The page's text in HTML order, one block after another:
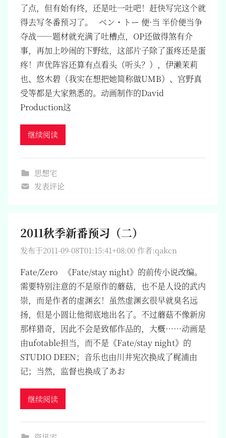
了点，但有始有终，还是吐一吐吧！赶快写完这个就
得去写冬番预习了。 ベン・トー 便·当 半价便当争
夺战——题材就充满了吐槽点，OP还做得煞有介
事，再加上吵闹的下野纮，这部片子除了蛋疼还是蛋
疼！声优阵容还算有点看头（听头？），伊濑茉莉
也、悠木碧（我实在想把她简称做UMB）、宫野真
受等都是大家熟悉的。动画制作的David
Production这
继续阅读
思想宅
发表评论
2011秋季新番预习（二）
发布于2011-09-08T01:15:41+08:00 作者:qakcn
Fate/Zero 《Fate/stay night》的前传小说改编。
需要特别注意的不是原作的蘑菇，也不是人设的武内
崇，而是作者的虚渊玄！虽然虚渊玄很早就臭名远
扬，但是小圆让他彻底地出名了。不过蘑菇不像新房
那样猎奇，因此不会是致郁作品的，大概……动画是
由ufotable担当，而不是《Fate/stay night》的
STUDIO DEEN；音乐也由川井宪次换成了梶浦由
记；当然，监督也换成了あお
继续阅读